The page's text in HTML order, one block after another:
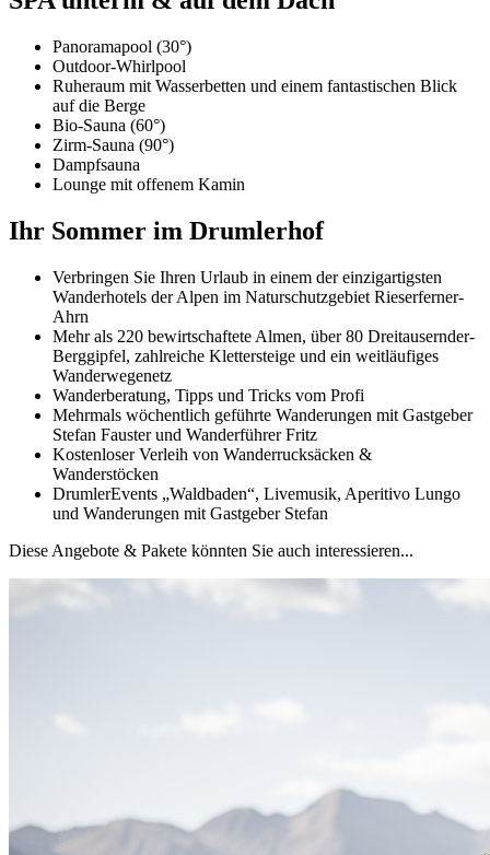
Panoramapool (30°)
Outdoor-Whirlpool
Ruheraum mit Wasserbetten und einem fantastischen Blick
auf die Berge
Bio-Sauna (60°)
Zirm-Sauna (90°)
Dampfsauna
Lounge mit offenem Kamin
Ihr Sommer im Drumlerhof
Verbringen Sie Ihren Urlaub in einem der einzigartigsten
Wanderhotels der Alpen im Naturschutzgebiet Rieserferner-
Ahrn
Mehr als 220 bewirtschaftete Almen, über 80 Dreitausernder-
Berggipfel, zahlreiche Klettersteige und ein weitläufiges
Wanderwegenetz
Wanderberatung, Tipps und Tricks vom Profi
Mehrmals wöchentlich geführte Wanderungen mit Gastgeber
Stefan Fauster und Wanderführer Fritz
Kostenloser Verleih von Wanderrucksäcken &
Wanderstöcken
DrumlerEvents „Waldbaden“, Livemusik, Aperitivo Lungo
und Wanderungen mit Gastgeber Stefan
Diese Angebote & Pakete könnten Sie auch interessieren...